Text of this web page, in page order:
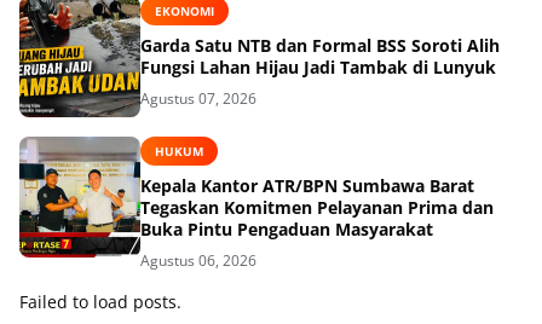
EKONOMI
Garda Satu NTB dan Formal BSS Soroti Alih
Fungsi Lahan Hijau Jadi Tambak di Lunyuk
Agustus 07, 2026
HUKUM
Kepala Kantor ATR/BPN Sumbawa Barat
Tegaskan Komitmen Pelayanan Prima dan
Buka Pintu Pengaduan Masyarakat
Agustus 06, 2026
Failed to load posts.